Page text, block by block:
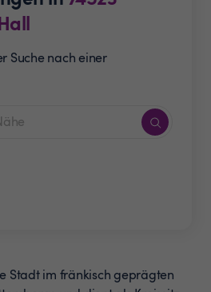
Suche nach einer
Stadt im fränkisch geprägten